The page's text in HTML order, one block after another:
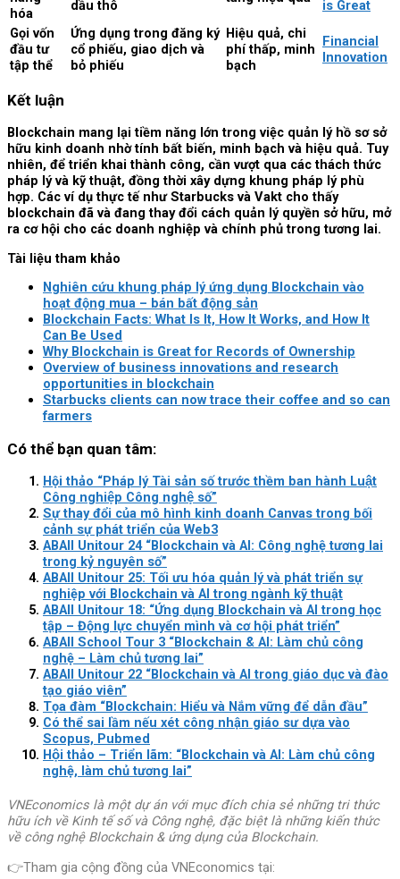
hóa
dầu thô
is Great
Gọi vốn
đầu tư
tập thể
Ứng dụng trong đăng ký
cổ phiếu, giao dịch và
bỏ phiếu
Hiệu quả, chi
phí thấp, minh
bạch
Financial
Innovation
Kết luận
Blockchain mang lại tiềm năng lớn trong việc quản lý hồ sơ sở
hữu kinh doanh nhờ tính bất biến, minh bạch và hiệu quả. Tuy
nhiên, để triển khai thành công, cần vượt qua các thách thức
pháp lý và kỹ thuật, đồng thời xây dựng khung pháp lý phù
hợp. Các ví dụ thực tế như Starbucks và Vakt cho thấy
blockchain đã và đang thay đổi cách quản lý quyền sở hữu, mở
ra cơ hội cho các doanh nghiệp và chính phủ trong tương lai.
Tài liệu tham khảo
Nghiên cứu khung pháp lý ứng dụng Blockchain vào
hoạt động mua – bán bất động sản
Blockchain Facts: What Is It, How It Works, and How It
Can Be Used
Why Blockchain is Great for Records of Ownership
Overview of business innovations and research
opportunities in blockchain
Starbucks clients can now trace their coffee and so can
farmers
Có thể bạn quan tâm:
Hội thảo “Pháp lý Tài sản số trước thềm ban hành Luật
Công nghiệp Công nghệ số”
Sự thay đổi của mô hình kinh doanh Canvas trong bối
cảnh sự phát triển của Web3
ABAII Unitour 24 “Blockchain và AI: Công nghệ tương lai
trong kỷ nguyên số”
ABAII Unitour 25: Tối ưu hóa quản lý và phát triển sự
nghiệp với Blockchain và AI trong ngành kỹ thuật
ABAII Unitour 18: “Ứng dụng Blockchain và AI trong học
tập – Động lực chuyển mình và cơ hội phát triển”
ABAII School Tour 3 “Blockchain & AI: Làm chủ công
nghệ – Làm chủ tương lai”
ABAII Unitour 22 “Blockchain và AI trong giáo dục và đào
tạo giáo viên”
Tọa đàm “Blockchain: Hiểu và Nắm vững để dẫn đầu”
Có thể sai lầm nếu xét công nhận giáo sư dựa vào
Scopus, Pubmed
Hội thảo – Triển lãm: “Blockchain và AI: Làm chủ công
nghệ, làm chủ tương lai”
VNEconomics là một dự án với mục đích chia sẻ những tri thức
hữu ích về Kinh tế số và Công nghệ, đặc biệt là những kiến thức
về công nghệ Blockchain & ứng dụng của Blockchain.
👉Tham gia cộng đồng của VNEconomics tại: